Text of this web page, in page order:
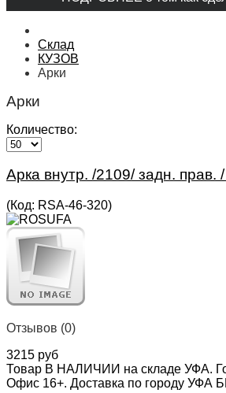
Склад
КУЗОВ
Арки
Арки
Количество:
Арка внутр. /2109/ задн.
(Код: RSA-46-320)
Отзывов (0)
3215 руб
Товар В НАЛИЧИИ на складе УФА.
Офис 16+. Доставка по городу УФА